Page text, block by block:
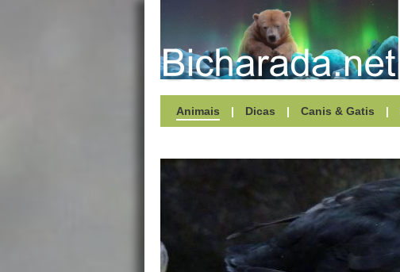
Animais | Dicas | Canis & Gatis |